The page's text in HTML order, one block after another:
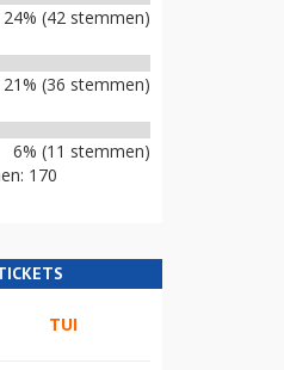
24% (42 stemmen)
21% (36 stemmen)
6% (11 stemmen)
170
TUI